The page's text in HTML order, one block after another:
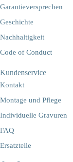
Garantieversprechen
Geschichte
Nachhaltigkeit
Code of Conduct
Kundenservice
Kontakt
Montage und Pflege
Individuelle Gravuren
FAQ
Ersatzteile